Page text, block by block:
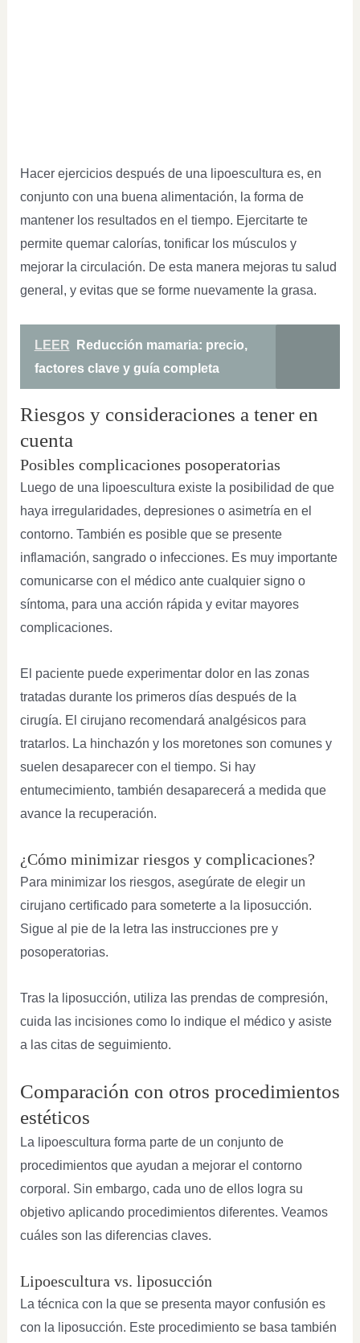
Hacer ejercicios después de una lipoescultura es, en
conjunto con una buena alimentación, la forma de
mantener los resultados en el tiempo. Ejercitarte te
permite quemar calorías, tonificar los músculos y
mejorar la circulación. De esta manera mejoras tu salud
general, y evitas que se forme nuevamente la grasa.
LEER
Reducción mamaria: precio,
factores clave y guía completa
Riesgos y consideraciones a tener en
cuenta
Posibles complicaciones posoperatorias
Luego de una lipoescultura existe la posibilidad de que
haya irregularidades, depresiones o asimetría en el
contorno. También es posible que se presente
inflamación, sangrado o infecciones. Es muy importante
comunicarse con el médico ante cualquier signo o
síntoma, para una acción rápida y evitar mayores
complicaciones.
El paciente puede experimentar dolor en las zonas
tratadas durante los primeros días después de la
cirugía. El cirujano recomendará analgésicos para
tratarlos. La hinchazón y los moretones son comunes y
suelen desaparecer con el tiempo. Si hay
entumecimiento, también desaparecerá a medida que
avance la recuperación.
¿Cómo minimizar riesgos y complicaciones?
Para minimizar los riesgos, asegúrate de elegir un
cirujano certificado para someterte a la liposucción.
Sigue al pie de la letra las instrucciones pre y
posoperatorias.
Tras la liposucción, utiliza las prendas de compresión,
cuida las incisiones como lo indique el médico y asiste
a las citas de seguimiento.
Comparación con otros procedimientos
estéticos
La lipoescultura forma parte de un conjunto de
procedimientos que ayudan a mejorar el contorno
corporal. Sin embargo, cada uno de ellos logra su
objetivo aplicando procedimientos diferentes. Veamos
cuáles son las diferencias claves.
Lipoescultura vs. liposucción
La técnica con la que se presenta mayor confusión es
con la liposucción. Este procedimiento se basa también